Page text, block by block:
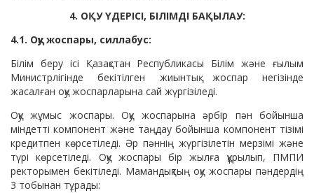
4. ОҚУ ҮДЕРІСІ, БІЛІМДІ БАҚЫЛАУ:
4.1. Оқу жоспары, силлабус:
Білім беру ісі Қазақстан Республикасы Білім және ғылым
Министрлігінде бекітілген жиынтық жоспар негізінде
жасалған оқу жоспарларына сай жүргізіледі.
Оқу жұмыс жоспары. Оқу жоспарына әрбір пән бойынша
міндетті компонент және таңдау бойынша компонент тізімі
кредитпен көрсетіледі. Әр пәннің жүргізілетін мерзімі және
түрі көрсетіледі. Оқу жоспары бір жылға құрылып, ПМПИ
ректорымен бекітіледі. Мамандықтың оқу жоспары пәндердің
3 тобынан тұрады: